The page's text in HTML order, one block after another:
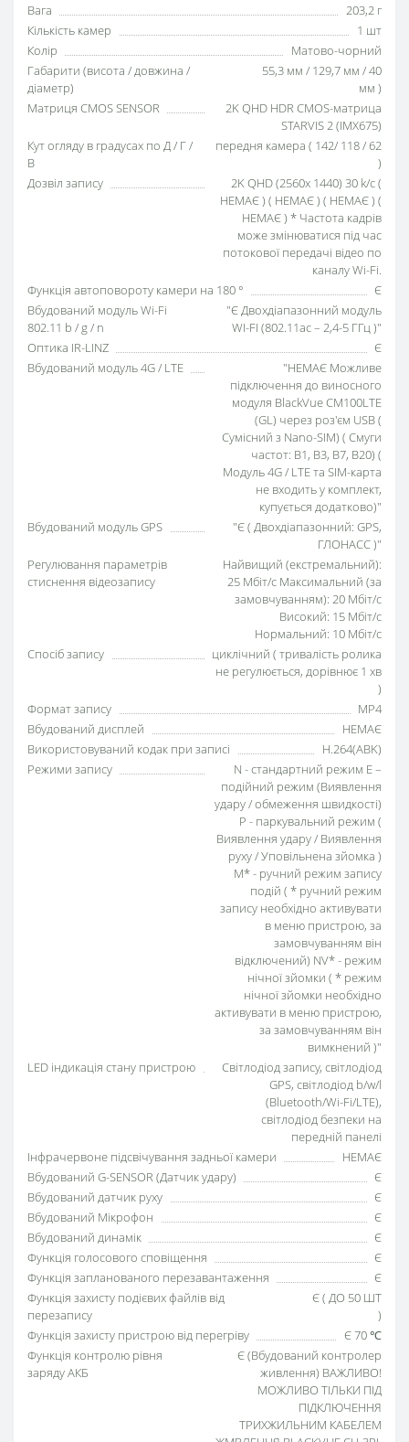
Вага
203,2 г
Кількість камер
1 шт
Колір
Матово-чорний
Габарити (висота / довжина /
діаметр)
55,3 мм / 129,7 мм / 40
мм )
Матриця CMOS SENSOR
2K QHD HDR CMOS-матрица
STARVIS 2 (IMX675)
Кут огляду в градусах по Д / Г /
В
передня камера ( 142/ 118 / 62
)
Дозвіл запису
2K QHD (2560x 1440) 30 k/c (
НЕМАЄ ) ( НЕМАЄ ) ( НЕМАЄ ) (
НЕМАЄ ) * Частота кадрів
може змінюватися під час
потокової передачі відео по
каналу Wi-Fi.
Функція автоповороту камери на 180 °
Є
Вбудований модуль Wi-Fi
802.11 b / g / n
"Є Двохдіапазонний модуль
WI-FI (802.11ac – 2,4-5 ГГц )"
Оптика IR-LINZ
Є
Вбудований модуль 4G / LTE
"НЕМАЄ Можливе
підключення до виносного
модуля BlackVue CM100LTE
(GL) через роз'єм USB (
Сумісний з Nano-SIM) ( Смуги
частот: B1, B3, B7, B20) (
Модуль 4G / LTE та SIM-карта
не входить у комплект,
купується додатково)"
Вбудований модуль GPS
"Є ( Двохдіапазонний: GPS,
ГЛОНАСС )"
Регулювання параметрів
стиснення відеозапису
Найвищий (екстремальний):
25 Мбіт/с Максимальний (за
замовчуванням): 20 Мбіт/с
Високий: 15 Мбіт/с
Нормальний: 10 Мбіт/с
Спосіб запису
циклічний ( тривалість ролика
не регулюється, дорівнює 1 хв
)
Формат запису
MP4
Вбудований дисплей
НЕМАЄ
Використовуваний кодак при записі
H.264(ABK)
Режими запису
N - стандартний режим E –
подійний режим (Виявлення
удару / обмеження швидкості)
P - паркувальний режим (
Виявлення удару / Виявлення
руху / Уповільнена зйомка )
M* - ручний режим запису
подій ( * ручний режим
запису необхідно активувати
в меню пристрою, за
замовчуванням він
відключений) NV* - режим
нічної зйомки ( * режим
нічної зйомки необхідно
активувати в меню пристрою,
за замовчуванням він
вимкнений )"
LED індикація стану пристрою
Світлодіод запису, світлодіод
GPS, світлодіод b/w/l
(Bluetooth/Wi-Fi/LTE),
світлодіод безпеки на
передній панелі
Інфрачервоне підсвічування задньої камери
НЕМАЄ
Вбудований G-SENSOR (Датчик удару)
Є
Вбудований датчик руху
Є
Вбудований Мікрофон
Є
Вбудований динамік
Є
Функція голосового сповіщення
Є
Функція запланованого перезавантаження
Є
Функція захисту подієвих файлів від
перезапису
Є ( ДО 50 ШТ
)
Функція захисту пристрою від перегріву
Є 70 ℃
Функція контролю рівня
заряду АКБ
Є (Вбудований контролер
живлення) ВАЖЛИВО!
МОЖЛИВО ТІЛЬКИ ПІД
ПІДКЛЮЧЕННЯ
ТРИХЖИЛЬНИМ КАБЕЛЕМ